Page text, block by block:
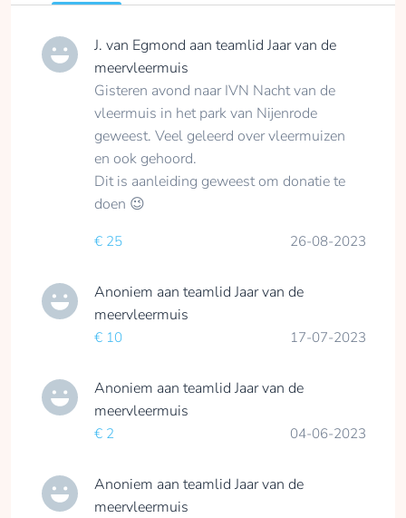
J. van Egmond aan teamlid Jaar van de
meervleermuis
Gisteren avond naar IVN Nacht van de
vleermuis in het park van Nijenrode
geweest. Veel geleerd over vleermuizen
en ook gehoord.
Dit is aanleiding geweest om donatie te
doen 😉
€ 25 26-08-2023
Anoniem aan teamlid Jaar van de
meervleermuis
€ 10 17-07-2023
Anoniem aan teamlid Jaar van de
meervleermuis
€ 2 04-06-2023
Anoniem aan teamlid Jaar van de
meervleermuis